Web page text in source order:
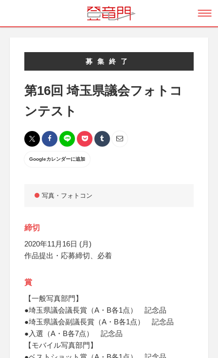
募集終了
第16回 埼玉県議会フォトコ
ンテスト
Googleカレンダーに追加
写真・フォトコン
締切
2020年11月16日 (月)
作品提出・応募締切、必着
賞
【一般写真部門】
●埼玉県議会議長賞（A・B各1点） 記念品
●埼玉県議会副議長賞（A・B各1点） 記念品
●入選（A・B各7点） 記念品
【モバイル写真部門】